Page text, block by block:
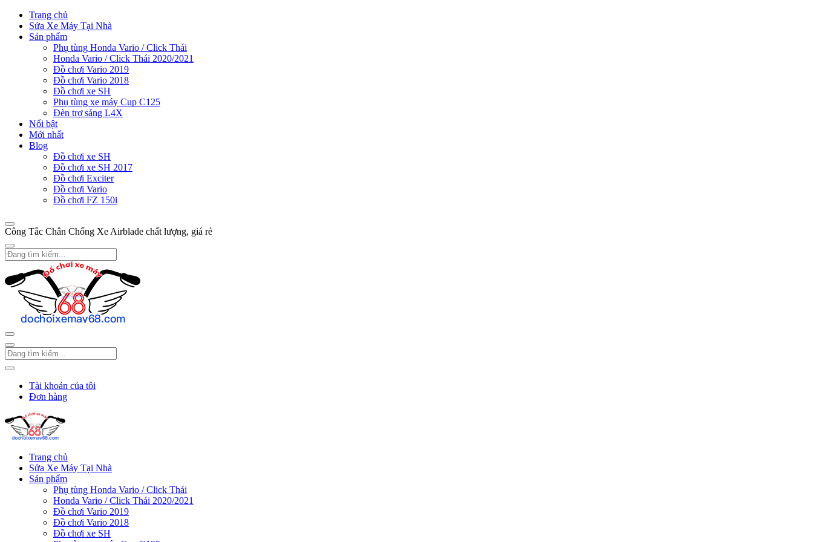
Trang chủ
Sửa Xe Máy Tại Nhà
Sản phẩm
Phụ tùng Honda Vario / Click Thái
Honda Vario / Click Thái 2020/2021
Đồ chơi Vario 2019
Đồ chơi Vario 2018
Đồ chơi xe SH
Phụ tùng xe máy Cup C125
Đèn trợ sáng L4X
Nổi bật
Mới nhất
Blog
Đồ chơi xe SH
Đồ chơi xe SH 2017
Đồ chơi Exciter
Đồ chơi Vario
Đồ chơi FZ 150i
Công Tắc Chân Chống Xe Airblade chất lượng, giá rẻ
Tài khoản của tôi
Đơn hàng
Trang chủ
Sửa Xe Máy Tại Nhà
Sản phẩm
Phụ tùng Honda Vario / Click Thái
Honda Vario / Click Thái 2020/2021
Đồ chơi Vario 2019
Đồ chơi Vario 2018
Đồ chơi xe SH